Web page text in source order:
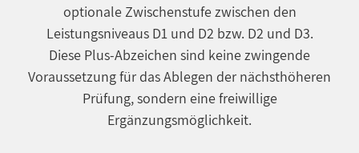
optionale Zwischenstufe zwischen den
Leistungsniveaus D1 und D2 bzw. D2 und D3.
Diese Plus-Abzeichen sind keine zwingende
Voraussetzung für das Ablegen der nächsthöheren
Prüfung, sondern eine freiwillige
Ergänzungsmöglichkeit.